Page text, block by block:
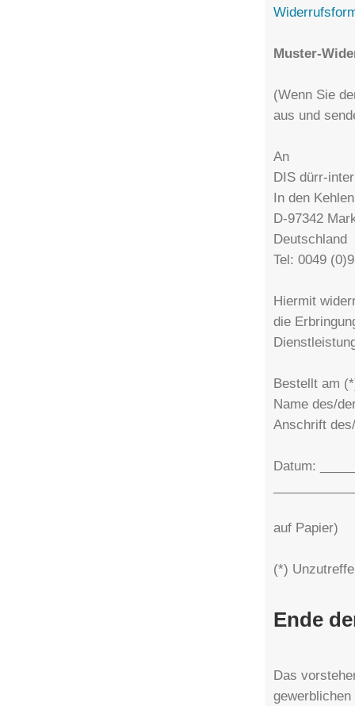
Muster-
(Wenn Sie
aus und
An
DIS dürr-
In den
D-97342
Deutschland
Tel: 0049
Hiermit
die
Bestellt am
Name des/
Anschrift
Datum:
auf Papier)
(*)
Ende
Das